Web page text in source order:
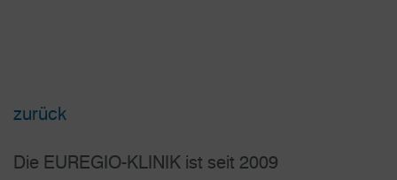
zurück
Die EUREGIO-KLINIK ist seit 2009